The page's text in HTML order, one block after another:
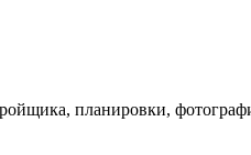
планировки,